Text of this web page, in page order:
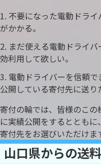
不要になった電動ドラ
がかかる。
まだ使える電動ドライ
効利用して欲しい。
電動ドライバーを信頼
公開している寄付先に送り
寄付の輪では、皆様のこ
に実績公開をするとともに、
寄付先をお選びいただけま
山口県からの送